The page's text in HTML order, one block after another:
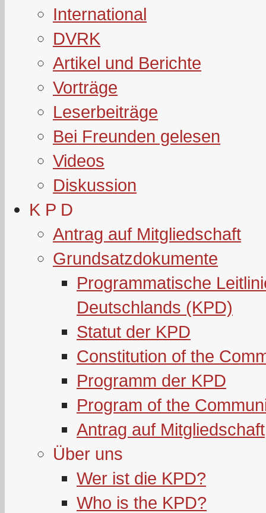
International
DVRK
Artikel und Berichte
Vorträge
Leserbeiträge
Bei Freunden gelesen
Videos
Diskussion
K P D
Antrag auf Mitgliedschaft
Grundsatzdokumente
Programmatische
Deutschlands (KPD)
Statut der KPD
Constitution of the
Programm der KPD
Program of the
Antrag auf Mitgliedschaft
Über uns
Wer ist die KPD?
Who is the KPD?